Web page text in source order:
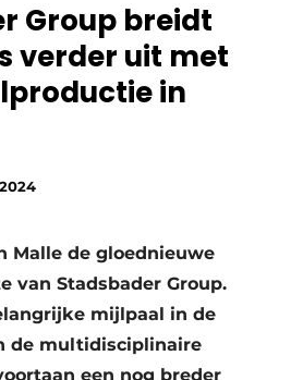
statement
Group breidt
verder uit met
in
Malle de gloednieuwe
van Stadsbader Group.
mijlpaal in de
de multidisciplinaire
een nog breder